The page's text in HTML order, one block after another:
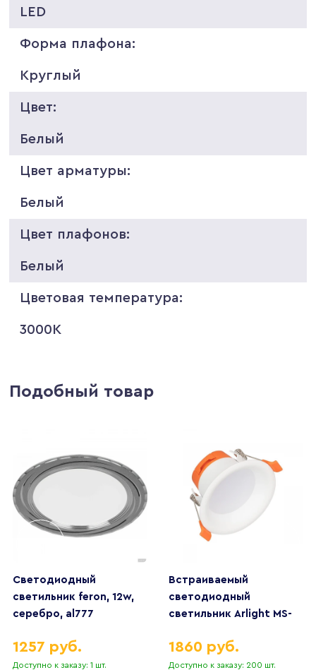
LED
Форма плафона:
Круглый
Цвет:
Белый
Цвет арматуры:
Белый
Цвет плафонов:
Белый
Цветовая температура:
3000K
Подобный товар
Светодиодный
светильник feron, 12w,
серебро, al777
Доступно к заказу: 1 шт.
1257 руб.
Встраиваемый
светодиодный
светильник Arlight MS-
Day4000 035550
Доступно к заказу: 200 шт.
1860 руб.